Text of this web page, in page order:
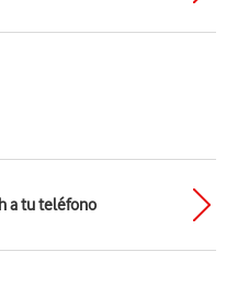
a tu teléfono